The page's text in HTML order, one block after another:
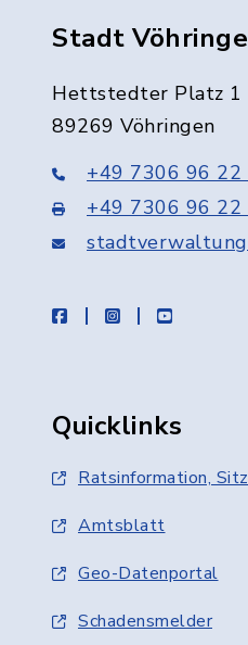
Stadt
Hettstedter Platz 1
89269 Vöhringen
+49 7306 96 22
+49 7306 96 22
facebookinstagramyoutube
Quicklinks
Ratsinformation,
Amtsblatt
Geo-Datenportal
Schadensmelder